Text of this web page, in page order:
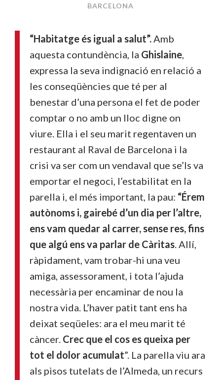
BARCELONA
“Habitatge és igual a salut”.Amb
aquesta contundència, la Ghislaine,
expressa la seva indignació en relació a
les conseqüències que té per al
benestar d’una persona el fet de poder
comptar o no amb un lloc digne on
viure. Ella i el seu marit regentaven un
restaurant al Raval de Barcelona i la
crisi va ser com un vendaval que se’ls va
emportar el negoci, l’estabilitat en la
parella i, el més important, la pau: “Érem
autònoms i, gairebé d’un dia per l’altre,
ens vam quedar al carrer, sense res, fins
que algú ens va parlar de Càritas. Allí,
ràpidament, vam trobar-hi una veu
amiga, assessorament, i tota l’ajuda
necessària per encaminar de nou la
nostra vida. L’haver patit tant ens ha
deixat seqüeles: ara el meu marit té
càncer. Crec que el cos es queixa per
tot el dolor acumulat”. La parella viu ara
als pisos tutelats de l’Almeda, un recurs